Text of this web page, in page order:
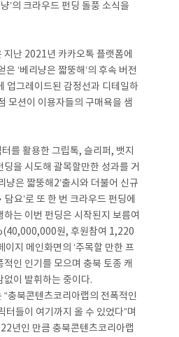
’의 크라우드 펀딩 돌풍 소식을
난 2021년 카카오톡 플랫폼에
‘베리냥은 짧뚱해’의 후속 버전
업그레이드된 감정선과 디테일하
모션이 이용자들의 구매욕을 샘
를 활용한 그립톡, 슬리퍼, 뱃지
을 시도해 괄목할만한 성과를 거
냥은 짧뚱해2’출시와 더불어 신규
요’로 또 한 번 크라우드 펀딩에
는 이번 펀딩은 시작된지 보름여
원, 후원참여 1,220
지 메인화면의 ‘주목할 만한 프
인 인기를 모으며 충북 토종 캐
없이 발휘하는 중이다.
충북콘텐츠코리아랩의 전폭적인
터들이 여기까지 올 수 있었다”며
년인 만큼 충북콘텐츠코리아랩